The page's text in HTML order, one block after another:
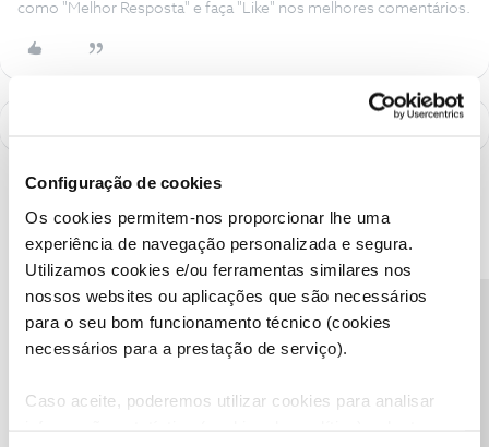
Configuração de cookies
Os cookies permitem-nos proporcionar lhe uma
experiência de navegação personalizada e segura.
Utilizamos cookies e/ou ferramentas similares nos
nossos websites ou aplicações que são necessários
para o seu bom funcionamento técnico (cookies
necessários para a prestação de serviço).
Caso aceite, poderemos utilizar cookies para analisar
como "Melhor Resposta" e faça "Like" nos melhores comentários.